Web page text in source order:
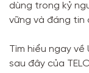
dùng trong kỷ
vững và đáng tin
Tìm hiểu ngay
sau đây của